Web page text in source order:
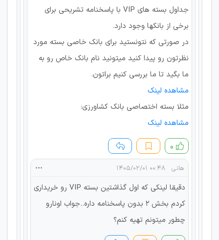
جداول بسته های VIP با پاسخنامه تشریحی برای
برخی از بانکها وجود دارد.
در صورتی که نتونستید برای بانک خاصی بسته مورد
نظرتون رو پیدا کنید میتونید نام بانک خاص رو به
ما بگید تا ما بررسی کنیم براتون.
مشاهده لینک
مثلا بسته اختصاصی بانک کشاورزی:
مشاهده لینک
۰
هانی ۰۰:۴۸ ۱۴۰۵/۰۲/۰۱
دقیقا لینکی که اول گذاشتین بسته VIP رو خریداری
کردم بخش 2 بدون پاسخنامه داره..جواب اونارو
چطور میتونم تهیه کنم؟